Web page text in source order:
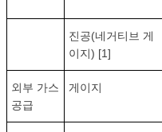
진공(네거티브 게
이지) [1]
외부 가스
공급
게이지